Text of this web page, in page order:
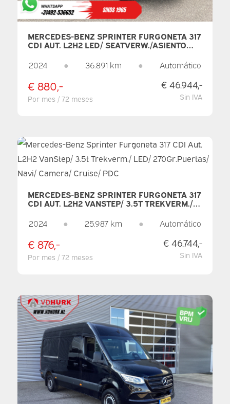
MERCEDES-BENZ SPRINTER FURGONETA 317
CDI AUT. L2H2 LED/ SEATVERW./ASIENTO
CAMARA/ CRUISE/ AIRCO/ PDC
2024 ● 36.891 km ● Automático
€ 880,-
Por mes / 72 meses
€ 46.944,-
Sin IVA
MERCEDES-BENZ SPRINTER FURGONETA 317
CDI AUT. L2H2 VANSTEP/ 3.5T TREKVERM./
CRUISE/ PDC
2024 ● 25.987 km ● Automático
€ 876,-
Por mes / 72 meses
€ 46.744,-
Sin IVA